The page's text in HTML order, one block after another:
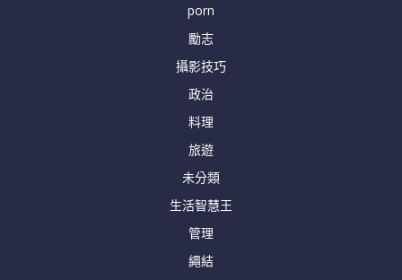
porn
勵志
攝影技巧
政治
料理
旅遊
未分類
生活智慧王
管理
繩結